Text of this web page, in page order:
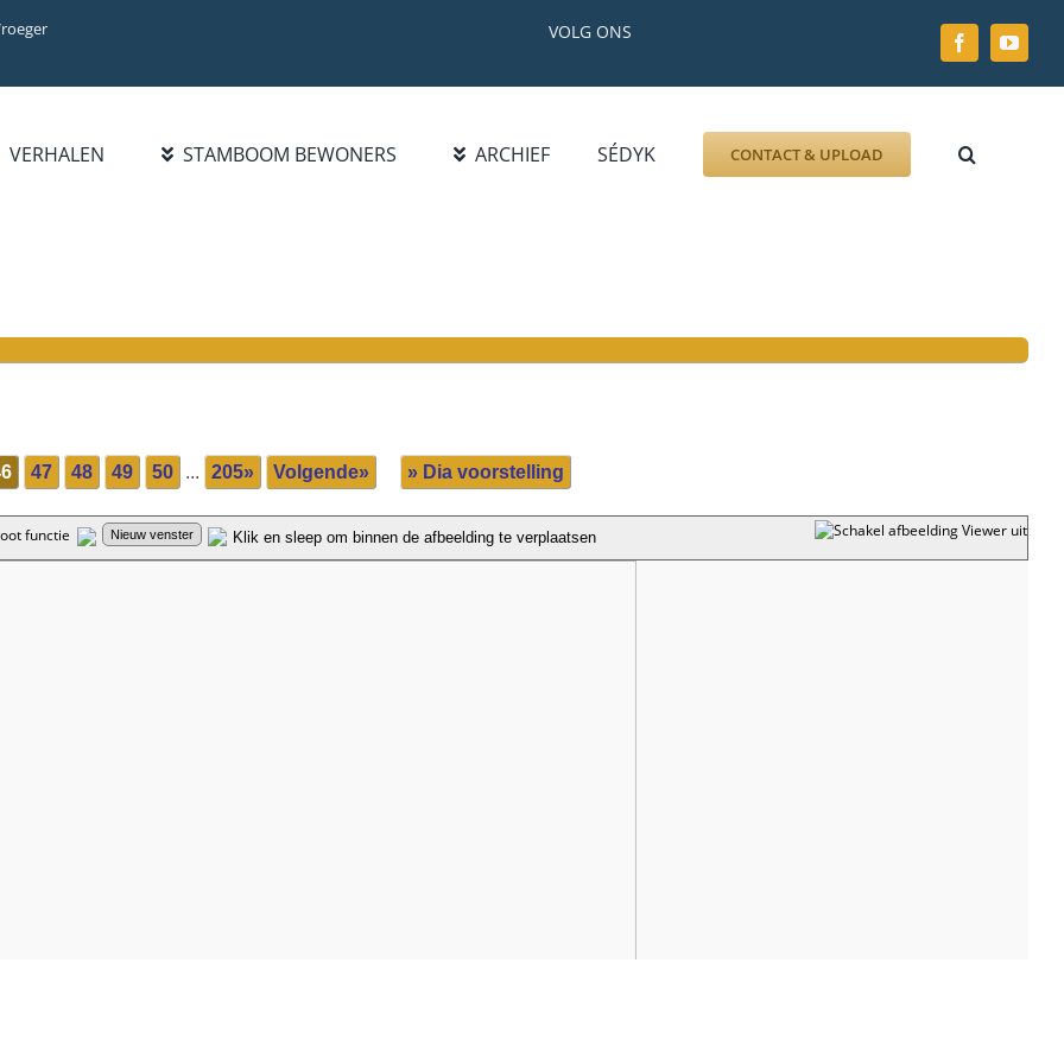
VOLG ONS
VERHALEN STAMBOOM BEWONERS
STATISTIEKEN
BLADEREN DOOR
FAMILIENAMEN
GRAFZERK
ALLLES
ARCHIEF
HANDELSREGISTER 1921-
1977
SÉDYK CONTACT & UPLOAD
47 48 49 50 ... 205» Volgende» » Dia voorstelling